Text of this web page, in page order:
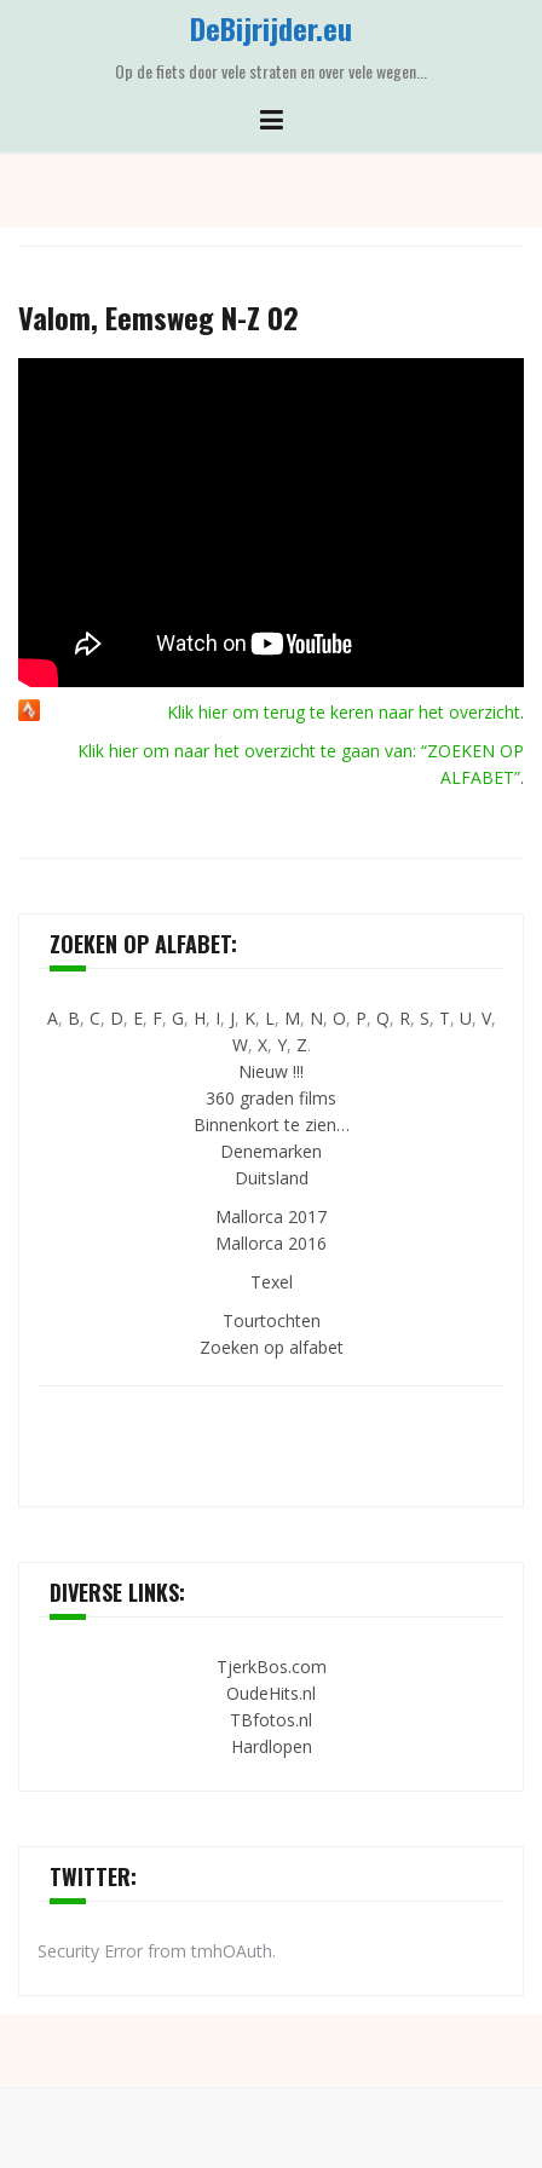
DeBijrijder.eu
Op de fiets door vele straten en over vele wegen...
Valom, Eemsweg N-Z 02
Klik hier om terug te keren naar het overzicht.
Klik hier om naar het overzicht te gaan van: “ZOEKEN OP
ALFABET”.
ZOEKEN OP ALFABET:
A, B, C, D, E, F, G, H, I, J, K, L, M, N, O, P, Q, R, S, T, U, V,
W, X, Y, Z.
Nieuw !!!
360 graden films
Binnenkort te zien…
Denemarken
Duitsland
Mallorca 2017
Mallorca 2016
Texel
Tourtochten
Zoeken op alfabet
DIVERSE LINKS:
TjerkBos.com
OudeHits.nl
TBfotos.nl
Hardlopen
TWITTER:
Security Error from tmhOAuth.